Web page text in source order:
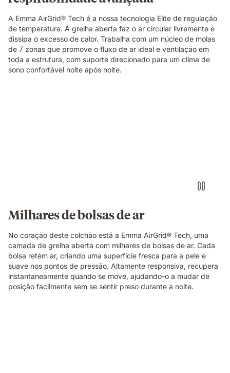
Original
Elite
mattress,
showing
its
open-
cell
A Emma AirGrid® Tech é a nossa tecnologia Elite de regulação
de temperatura. A grelha aberta faz o ar circular livremente e
dissipa o excesso de calor. Trabalha com um núcleo de molas
de 7 zonas que promove o fluxo de ar ideal e ventilação em
toda a estrutura, com suporte direcionado para um clima de
sono confortável noite após noite.
textured
fibrous
showing
the
material
technology
of
the
Milhares de bolsas de ar
No coração deste colchão está a Emma AirGrid® Tech, uma
camada de grelha aberta com milhares de bolsas de ar. Cada
bolsa retém ar, criando uma superfície fresca para a pele e
suave nos pontos de pressão. Altamente responsiva, recupera
instantaneamente quando se move, ajudando-o a mudar de
posição facilmente sem se sentir preso durante a noite.